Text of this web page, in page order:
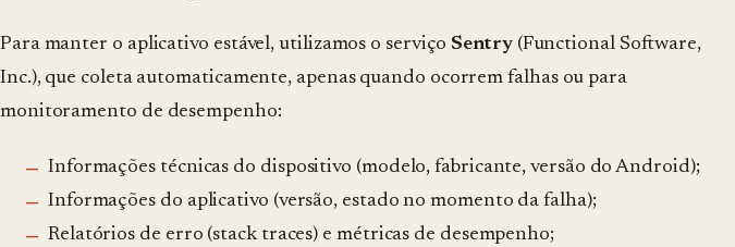
Para manter o aplicativo estável, utilizamos o serviço Sentry (Functional Software,
Inc.), que coleta automaticamente, apenas quando ocorrem falhas ou para
monitoramento de desempenho:
Informações técnicas do dispositivo (modelo, fabricante, versão do Android);
Informações do aplicativo (versão, estado no momento da falha);
Relatórios de erro (stack traces) e métricas de desempenho;